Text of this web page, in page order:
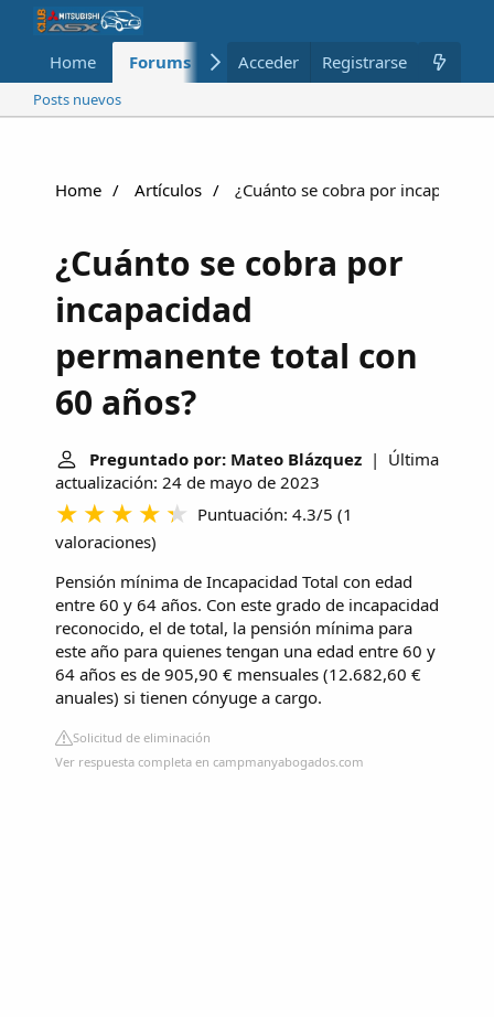
Home Forums Nuevo Miembros
Acceder Registrarse
Posts nuevos
Home Artículos ¿Cuánto se cobra por
¿Cuánto se cobra por
incapacidad
permanente total con
60 años?
Preguntado por: Mateo Blázquez | Última
actualización: 24 de mayo de 2023
Puntuación: 4.3/5 (1
valoraciones)
Pensión mínima de Incapacidad Total con edad
entre 60 y 64 años. Con este grado de incapacidad
reconocido, el de total, la pensión mínima para
este año para quienes tengan una edad entre 60 y
64 años es de 905,90 € mensuales (12.682,60 €
anuales) si tienen cónyuge a cargo.
Solicitud de eliminación
Ver respuesta completa en campmanyabogados.com